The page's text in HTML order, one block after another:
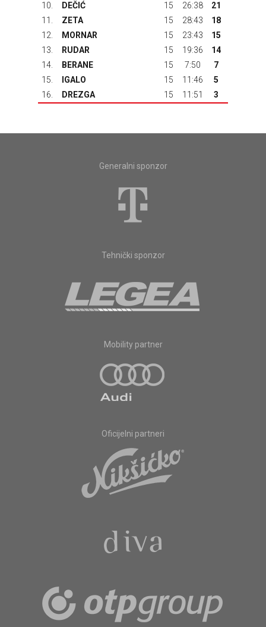
10.
DEČIĆ 15 26:38
21
11.
ZETA 15 28:43
18
12.
MORNAR 15 23:43
15
13.
RUDAR 15 19:36
14
14.
BERANE 15 7:50
7
15.
IGALO 15 11:46
5
16.
DREZGA 15 11:51 3
Generalni sponzor
Tehnički sponzor
Mobility partner
Oficijelni partneri